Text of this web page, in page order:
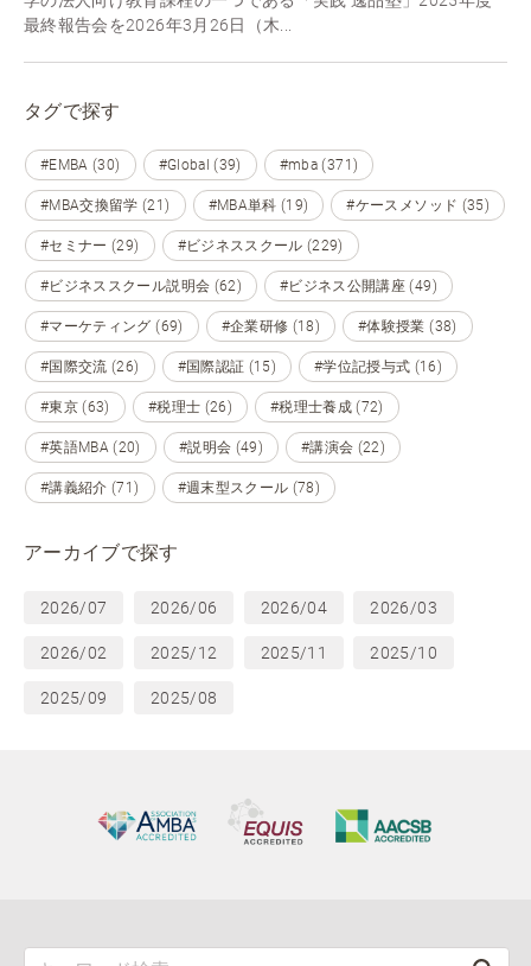
最終報告会を2026年3月26日（木...
タグで探す
#EMBA (30) #Global (39) #mba (371)
#MBA交換留学 (21) #MBA単科 (19) #ケースメソッド (35)
#セミナー (29) #ビジネススクール (229)
#ビジネススクール説明会 (62) #ビジネス公開講座 (49)
#マーケティング (69) #企業研修 (18) #体験授業 (38)
#国際交流 (26) #国際認証 (15) #学位記授与式 (16)
#東京 (63) #税理士 (26) #税理士養成 (72)
#英語MBA (20) #説明会 (49) #講演会 (22)
#講義紹介 (71) #週末型スクール (78)
アーカイブで探す
2026/07 2026/06 2026/04 2026/03
2026/02 2025/12 2025/11 2025/10
2025/09 2025/08